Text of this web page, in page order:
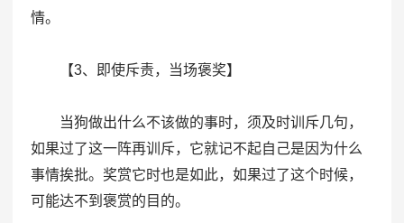
情。
【3、即使斥责，当场褒奖】
当狗做出什么不该做的事时，须及时训斥几句，
如果过了这一阵再训斥，它就记不起自己是因为什么
事情挨批。奖赏它时也是如此，如果过了这个时候，
可能达不到褒赏的目的。